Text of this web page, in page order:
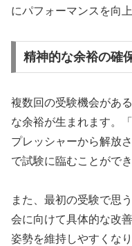
にパフォーマンスを向
精神的な余裕の確
複数回の受験機会があ
な余裕が生まれます。
プレッシャーから解放
で試験に臨むことができ
また、最初の受験で思
会に向けて具体的な改
姿勢を維持しやすくなり